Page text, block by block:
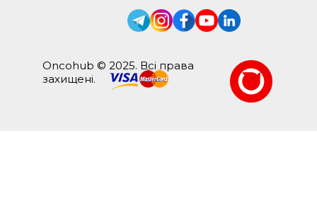
Oncohub © 2025. Всі права
захищені.